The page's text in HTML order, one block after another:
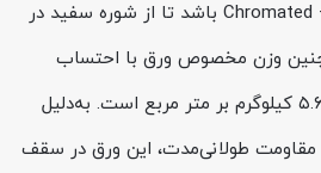
رنگ‌پذیری بهتر) یا Chromated + Oiled باشد تا از شوره سفید در
وزن مخصوص ورق با احتساب
پوشش روی حدود ۵.۵ تا ۵.۶ کیلوگرم بر متر مربع است. به‌دلیل
طولانی‌مدت، این ورق در سقف